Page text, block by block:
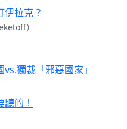
伊拉克？
）
獨裁「邪惡國家」
的！